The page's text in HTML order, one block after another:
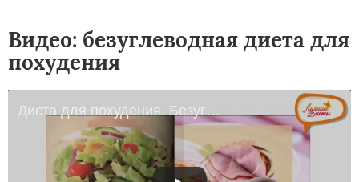
Видео: безуглеводная диета для
похудения
Диета для похудения. Безуглеводная диета